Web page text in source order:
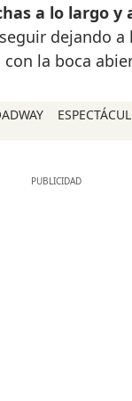
a lo largo y
dejando a
con la boca